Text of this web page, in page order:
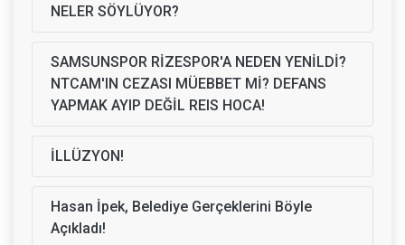
NELER SÖYLÜYOR?
SAMSUNSPOR RİZESPOR'A NEDEN YENİLDİ?
NTCAM'IN CEZASI MÜEBBET Mİ? DEFANS
YAPMAK AYIP DEĞİL REIS HOCA!
İLLÜZYON!
Hasan İpek, Belediye Gerçeklerini Böyle
Açıkladı!